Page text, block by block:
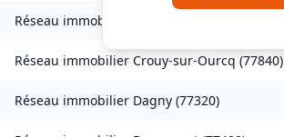
Réseau immobilier
Réseau immobilier Crouy-sur-Ourcq (77840)
Réseau immobilier Dagny (77320)